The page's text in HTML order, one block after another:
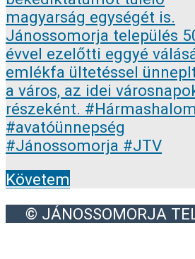
Követem
© JÁNOSSOMORJA